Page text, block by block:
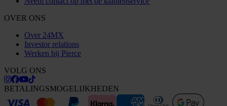
OVER ONS
Over 24MX
Investor relations
Werken bij Pierce
VOLG ONS
BETALINGSMOGELIJKHEDEN